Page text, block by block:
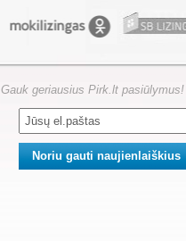
Gauk geriausius Pirk.lt pasiūlymus!